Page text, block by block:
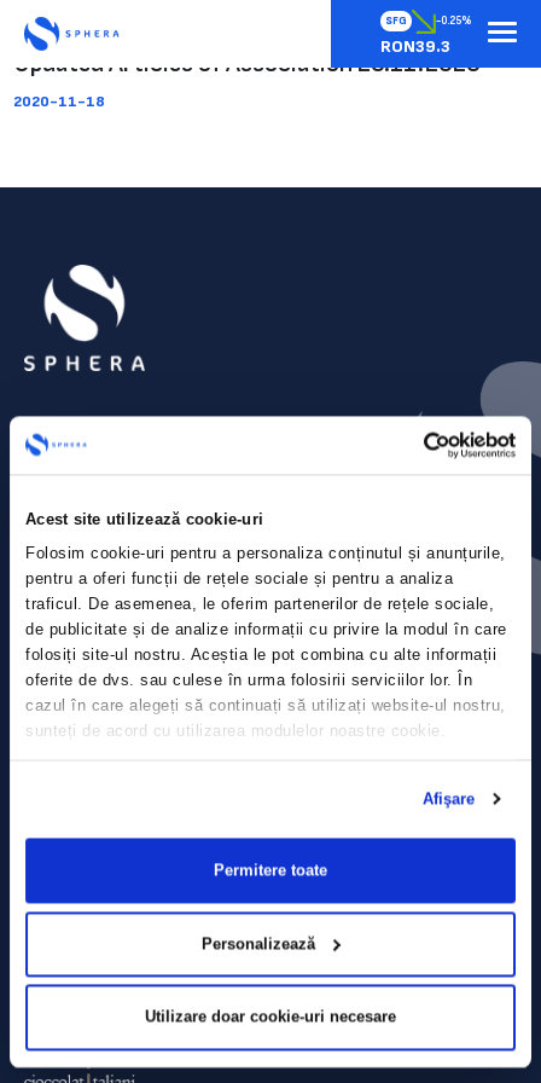
Acest site utilizează cookie-uri
Folosim cookie-uri pentru a personaliza conținutul și anunțurile,
pentru a oferi funcții de rețele sociale și pentru a analiza
traficul. De asemenea, le oferim partenerilor de rețele sociale,
de publicitate și de analize informații cu privire la modul în care
folosiți site-ul nostru. Aceștia le pot combina cu alte informații
oferite de dvs. sau culese în urma folosirii serviciilor lor. În
cazul în care alegeți să continuați să utilizați website-ul nostru,
sunteți de acord cu utilizarea modulelor noastre cookie.
Afişare
Permitere toate
Personalizează
Utilizare doar cookie-uri necesare
SFG -0.25%
RON39.3
Updated Articles of Association 26.11.2020
2020-11-18
Press releases
Privacy Policy
Contact
Data Processing policy